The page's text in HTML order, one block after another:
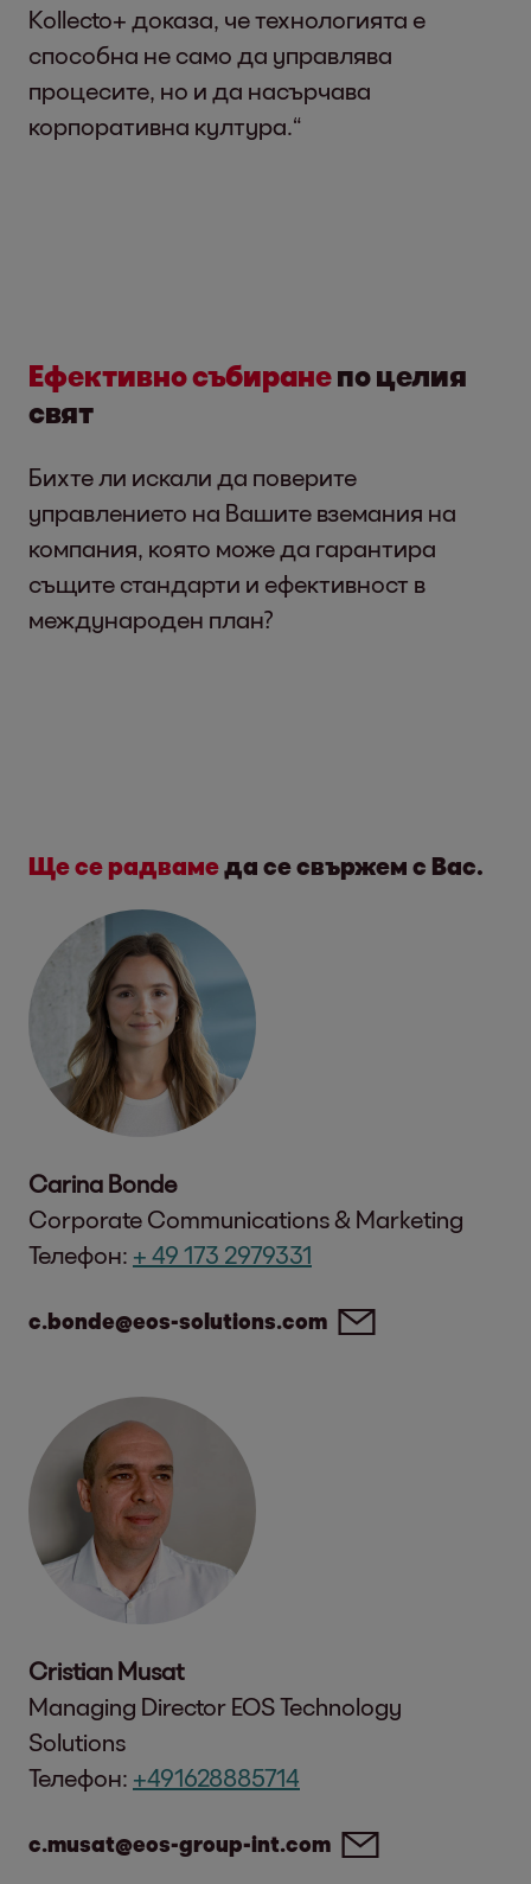
Kollecto+ доказа, че технологията е
способна не само да управлява
процесите, но и да насърчава
корпоративна култура.“
Ефективно събиранепо целия
свят
Бихте ли искали да поверите
управлението на Вашите вземания на
компания, която може да гарантира
същите стандарти и ефективност в
международен план?
Ще се радвамеда се свържем с Вас.
Carina Bonde
Corporate Communications & Marketing
Телефон: + 49 173 2979331
c.bonde@eos-solutions.com
Cristian Musat
Managing Director EOS Technology
Solutions
Телефон: +491628885714
c.musat@eos-group-int.com